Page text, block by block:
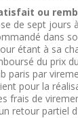
ou
de sept jours
dans
étant à sa
du prix
paris par
pour la
frais de
retour partiel